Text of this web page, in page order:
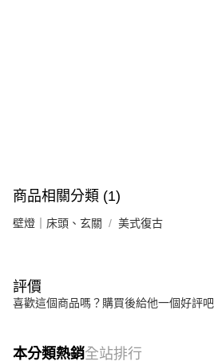
商品相關分類 (1)
壁燈｜床頭、玄關 美式復古
評價
喜歡這個商品嗎？購買後給他一個好評吧
本分類熱銷全站排行